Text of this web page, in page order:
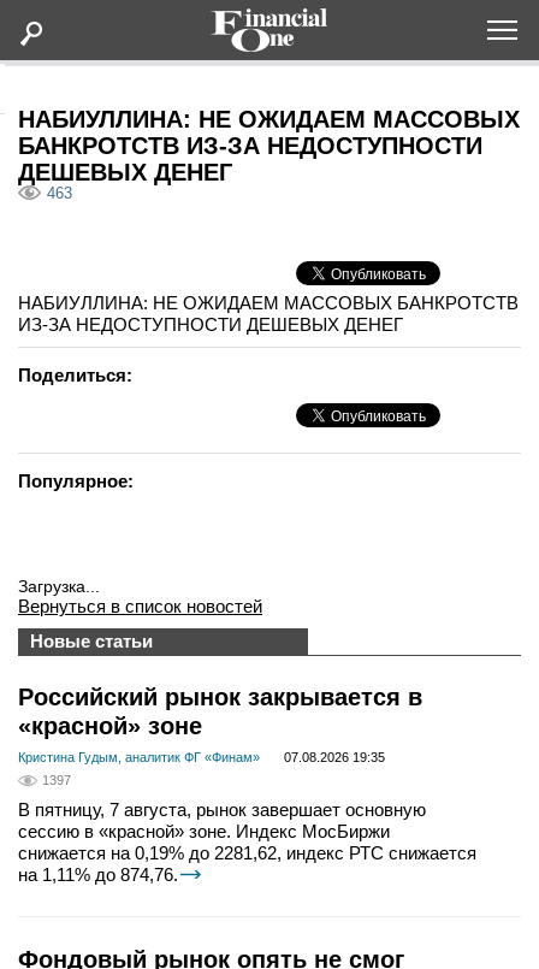
Статьи
Lifestyle
Мероприятия
Интервью
Стать автором
Вход
НАБИУЛЛИНА: НЕ ОЖИДАЕМ МАССОВЫХ
БАНКРОТСТВ ИЗ-ЗА НЕДОСТУПНОСТИ
ДЕШЕВЫХ ДЕНЕГ
463
НАБИУЛЛИНА: НЕ ОЖИДАЕМ МАССОВЫХ БАНКРОТСТВ
ИЗ-ЗА НЕДОСТУПНОСТИ ДЕШЕВЫХ ДЕНЕГ
Поделиться:
Популярное:
Загрузка...
Вернуться в список новостей
Новые статьи
Российский рынок закрывается в
«красной» зоне
Кристина Гудым, аналитик ФГ «Финам»
07.08.2026 19:35
1397
В пятницу, 7 августа, рынок завершает основную
сессию в «красной» зоне. Индекс МосБиржи
снижается на 0,19% до 2281,62, индекс РТС снижается
на 1,11% до 874,76.
Фондовый рынок опять не смог